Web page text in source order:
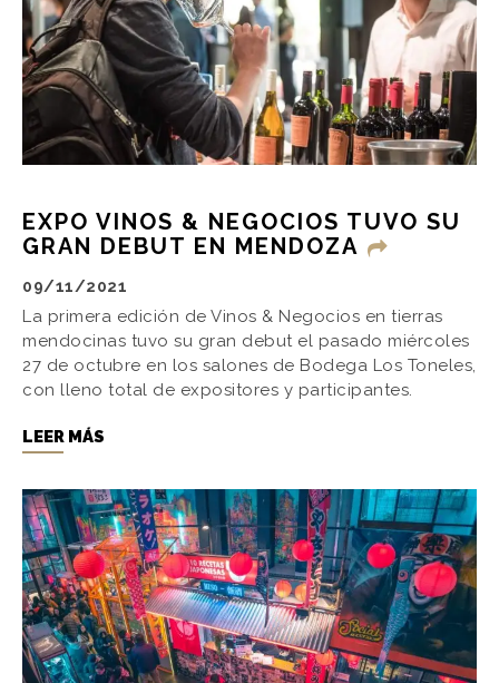
EXPO VINOS & NEGOCIOS TUVO SU
GRAN DEBUT EN MENDOZA
09/11/2021
La primera edición de Vinos & Negocios en tierras
mendocinas tuvo su gran debut el pasado miércoles
27 de octubre en los salones de Bodega Los Toneles,
con lleno total de expositores y participantes.
LEER MÁS